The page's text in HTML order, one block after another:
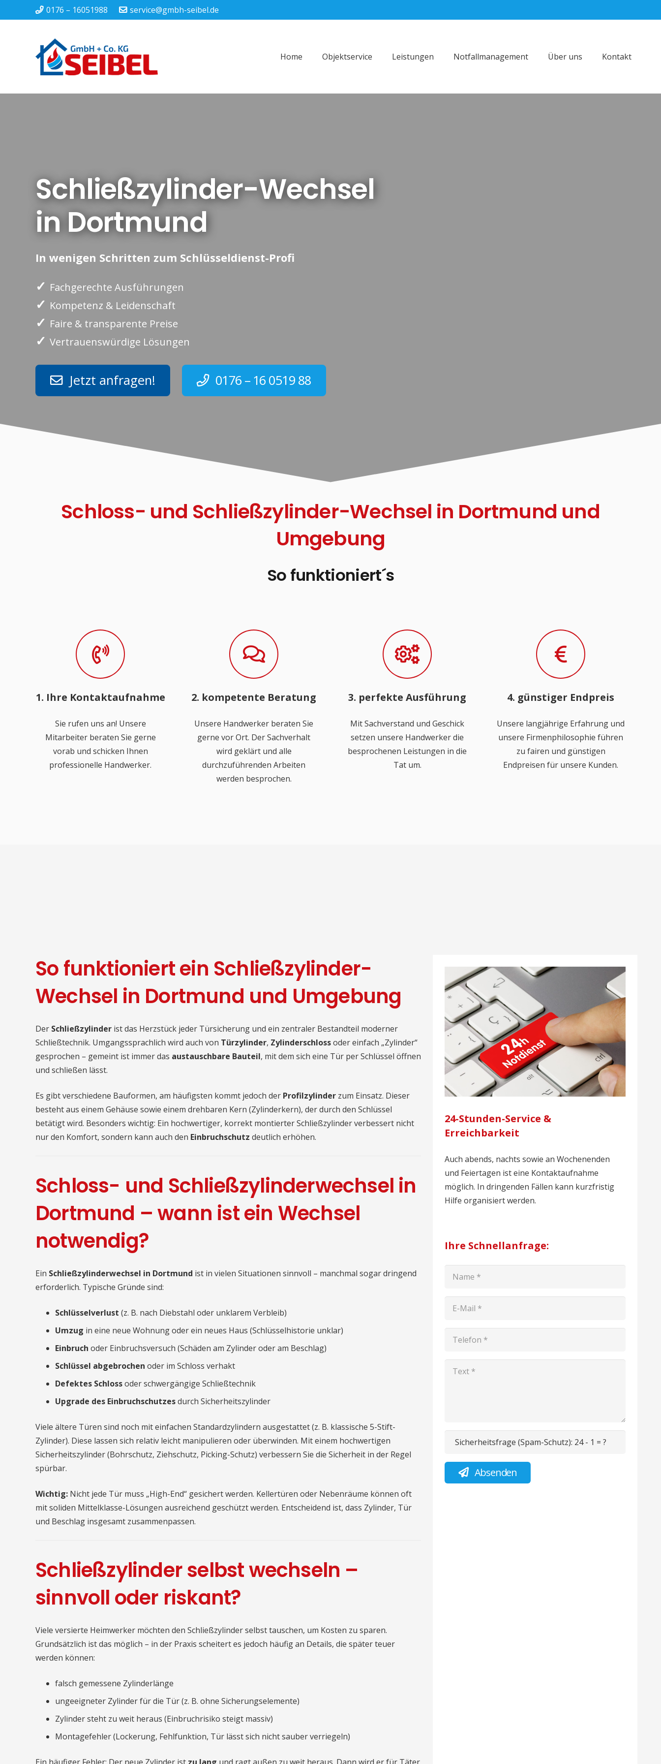
0176 – 16051988 service@gmbh-seibel.de
Home Objektservice Leistungen Notfallmanagement Über uns Kontakt
Schließzylinder-Wechsel
in Dortmund
In wenigen Schritten zum Schlüsseldienst-Profi
✓ Fachgerechte Ausführungen
✓ Kompetenz & Leidenschaft
✓ Faire & transparente Preise
✓ Vertrauenswürdige Lösungen
Jetzt anfragen! 0176 – 16 0519 88
Schloss- und Schließzylinder-Wechsel in Dortmund und
Umgebung
So funktioniert´s
1. Ihre Kontaktaufnahme
Sie rufen uns an! Unsere
Mitarbeiter beraten Sie gerne
vorab und schicken Ihnen
professionelle Handwerker.
2. kompetente Beratung
Unsere Handwerker beraten Sie
gerne vor Ort. Der Sachverhalt
wird geklärt und alle
durchzuführenden Arbeiten
werden besprochen.
3. perfekte Ausführung
Mit Sachverstand und Geschick
setzen unsere Handwerker die
besprochenen Leistungen in die
Tat um.
4. günstiger Endpreis
Unsere langjährige Erfahrung und
unsere Firmenphilosophie führen
zu fairen und günstigen
Endpreisen für unsere Kunden.
So funktioniert ein Schließzylinder-
Wechsel in Dortmund und Umgebung
Der Schließzylinder ist das Herzstück jeder Türsicherung und ein zentraler Bestandteil moderner
Schließtechnik. Umgangssprachlich wird auch von Türzylinder, Zylinderschlossoder einfach „Zylinder“
gesprochen – gemeint ist immer das austauschbare Bauteil, mit dem sich eine Tür per Schlüssel öffnen
und schließen lässt.
Es gibt verschiedene Bauformen, am häufigsten kommt jedoch der Profilzylinder zum Einsatz. Dieser
besteht aus einem Gehäuse sowie einem drehbaren Kern (Zylinderkern), der durch den Schlüssel
betätigt wird. Besonders wichtig: Ein hochwertiger, korrekt montierter Schließzylinder verbessert nicht
nur den Komfort, sondern kann auch den Einbruchschutz deutlich erhöhen.
Schloss- und Schließzylinderwechsel in
Dortmund – wann ist ein Wechsel
notwendig?
Ein Schließzylinderwechsel in Dortmund ist in vielen Situationen sinnvoll – manchmal sogar dringend
erforderlich. Typische Gründe sind:
Schlüsselverlust (z. B. nach Diebstahl oder unklarem Verbleib)
Umzug in eine neue Wohnung oder ein neues Haus (Schlüsselhistorie unklar)
Einbruch oder Einbruchsversuch (Schäden am Zylinder oder am Beschlag)
Schlüssel abgebrochen oder im Schloss verhakt
Defektes Schlossoder schwergängige Schließtechnik
Upgrade des Einbruchschutzesdurch Sicherheitszylinder
Viele ältere Türen sind noch mit einfachen Standardzylindern ausgestattet (z. B. klassische 5-Stift-
Zylinder). Diese lassen sich relativ leicht manipulieren oder überwinden. Mit einem hochwertigen
Sicherheitszylinder (Bohrschutz, Ziehschutz, Picking-Schutz) verbessern Sie die Sicherheit in der Regel
spürbar.
Wichtig: Nicht jede Tür muss „High-End“ gesichert werden. Kellertüren oder Nebenräume können oft
mit soliden Mittelklasse-Lösungen ausreichend geschützt werden. Entscheidend ist, dass Zylinder, Tür
und Beschlag insgesamt zusammenpassen.
Schließzylinder selbst wechseln –
sinnvoll oder riskant?
Viele versierte Heimwerker möchten den Schließzylinder selbst tauschen, um Kosten zu sparen.
Grundsätzlich ist das möglich – in der Praxis scheitert es jedoch häufig an Details, die später teuer
werden können:
falsch gemessene Zylinderlänge
ungeeigneter Zylinder für die Tür (z. B. ohne Sicherungselemente)
Zylinder steht zu weit heraus (Einbruchrisiko steigt massiv)
Montagefehler (Lockerung, Fehlfunktion, Tür lässt sich nicht sauber verriegeln)
24-Stunden-Service &
Erreichbarkeit
Auch abends, nachts sowie an Wochenenden
und Feiertagen ist eine Kontaktaufnahme
möglich. In dringenden Fällen kann kurzfristig
Hilfe organisiert werden.
Ihre Schnellanfrage:
Sicherheitsfrage (Spam-Schutz): 24 - 1 = ?
Absenden